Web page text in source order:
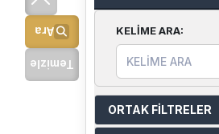
Ara
Temizle
KELİME ARA:
ORTAK FİLTRELER